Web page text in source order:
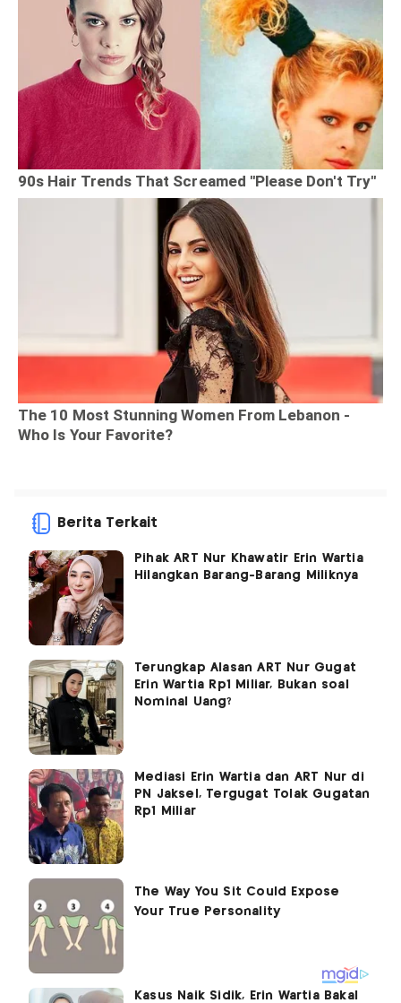
Berita Terkait
Pihak ART Nur Khawatir Erin Wartia
Hilangkan Barang-Barang Miliknya
Terungkap Alasan ART Nur Gugat
Erin Wartia Rp1 Miliar, Bukan soal
Nominal Uang?
Mediasi Erin Wartia dan ART Nur di
PN Jaksel, Tergugat Tolak Gugatan
Rp1 Miliar
Kasus Naik Sidik, Erin Wartia Bakal